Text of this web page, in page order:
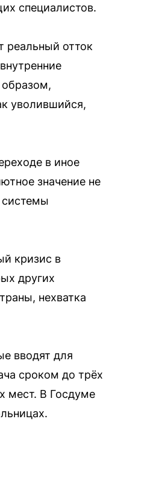
специалистов.
реальный отток
уволившийся,
в иное
значение не
системы
кризис в
других
нехватка
вводят для
сроком до трёх
мест. В Госдуме